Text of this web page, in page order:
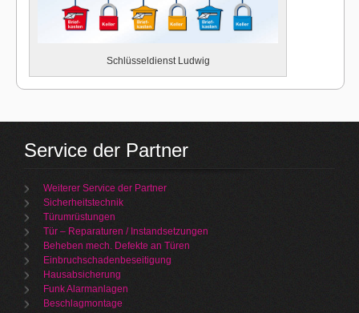
Schlüsseldienst Ludwig
Service der Partner
Weiterer Service der Partner
Sicherheitstechnik
Türumrüstungen
Tür – Reparaturen / Instandsetzungen
Beheben mech. Defekte an Türen
Einbruchschadenbeseitigung
Hausabsicherung
Funk Alarmanlagen
Beschlagmontage